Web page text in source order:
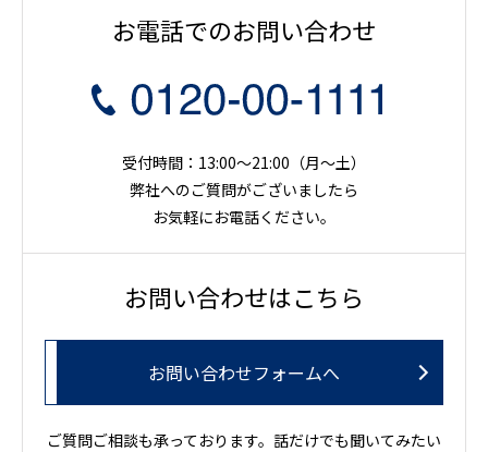
お電話でのお問い合わせ
受付時間：13:00～21:00（月〜土）
弊社へのご質問がございましたら
お気軽にお電話ください。
お問い合わせはこちら
お問い合わせフォームへ
ご質問ご相談も承っております。話だけでも聞いてみたい